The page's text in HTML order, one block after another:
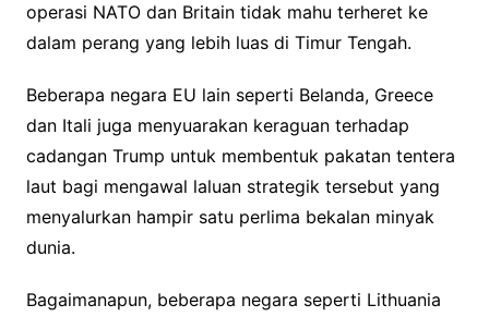
operasi NATO dan Britain tidak mahu terheret ke
dalam perang yang lebih luas di Timur Tengah.
Beberapa negara EU lain seperti Belanda, Greece
dan Itali juga menyuarakan keraguan terhadap
cadangan Trump untuk membentuk pakatan tentera
laut bagi mengawal laluan strategik tersebut yang
menyalurkan hampir satu perlima bekalan minyak
dunia.
Bagaimanapun, beberapa negara seperti Lithuania